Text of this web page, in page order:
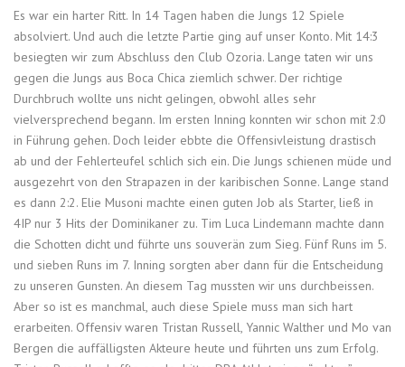
Es war ein harter Ritt. In 14 Tagen haben die Jungs 12 Spiele
absolviert. Und auch die letzte Partie ging auf unser Konto. Mit 14:3
besiegten wir zum Abschluss den Club Ozoria. Lange taten wir uns
gegen die Jungs aus Boca Chica ziemlich schwer. Der richtige
Durchbruch wollte uns nicht gelingen, obwohl alles sehr
vielversprechend begann. Im ersten Inning konnten wir schon mit 2:0
in Führung gehen. Doch leider ebbte die Offensivleistung drastisch
ab und der Fehlerteufel schlich sich ein. Die Jungs schienen müde und
ausgezehrt von den Strapazen in der karibischen Sonne. Lange stand
es dann 2:2. Elie Musoni machte einen guten Job als Starter, ließ in
4IP nur 3 Hits der Dominikaner zu. Tim Luca Lindemann machte dann
die Schotten dicht und führte uns souverän zum Sieg. Fünf Runs im 5.
und sieben Runs im 7. Inning sorgten aber dann für die Entscheidung
zu unseren Gunsten. An diesem Tag mussten wir uns durchbeissen.
Aber so ist es manchmal, auch diese Spiele muss man sich hart
erarbeiten. Offensiv waren Tristan Russell, Yannic Walther und Mo van
Bergen die auffälligsten Akteure heute und führten uns zum Erfolg.